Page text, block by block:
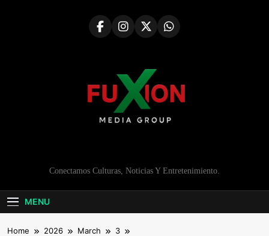
Conectamos Culturas, Noticias Y Entretenimiento.
MENU
Home 2026 March
3